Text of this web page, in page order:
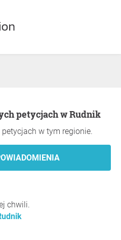
petycjach w Rudnik
w tym regionie.
chwili.